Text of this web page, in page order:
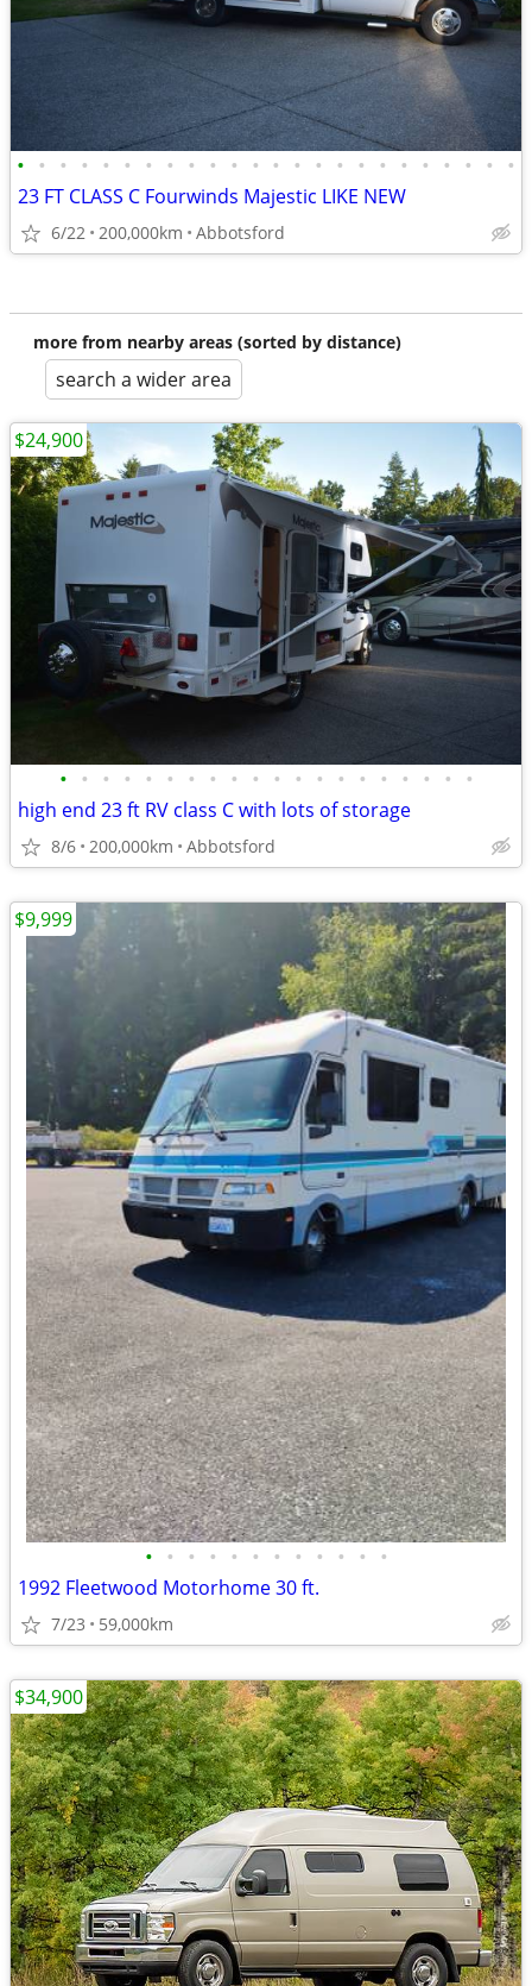
• • • • • • • • • • • • • • • • • • • • • • • •
23 FT CLASS C Fourwinds Majestic LIKE NEW
6/22 200,000km Abbotsford
more from nearby areas (sorted by distance)
search a wider area
• • • • • • • • • • • • • • • • • • • •
high end 23 ft RV class C with lots of storage
8/6 200,000km Abbotsford
$24,900
• • • • • • • • • • • •
1992 Fleetwood Motorhome 30 ft.
7/23 59,000km
$9,999
$34,900